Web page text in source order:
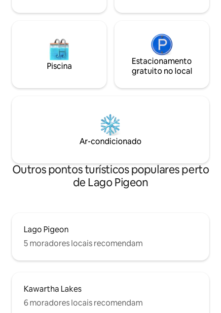
de abril de cada ano. Então, por favor,
Piscina
Estacionamento
gratuito no local
Ar-condicionado
Outros pontos turísticos populares perto
de Lago Pigeon
Lago Pigeon
5 moradores locais recomendam
Kawartha Lakes
6 moradores locais recomendam